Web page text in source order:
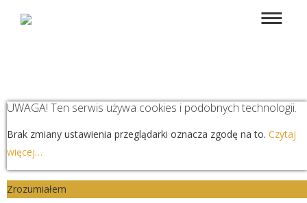
UWAGA! Ten serwis używa cookies i podobnych technologii.
Brak zmiany ustawienia przeglądarki oznacza zgodę na to. Czytaj
więcej…
Zrozumiałem